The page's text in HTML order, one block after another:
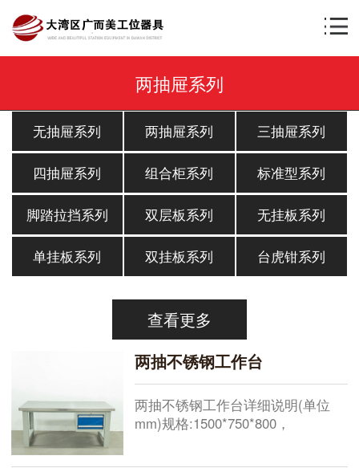
两抽屉系列
无抽屉系列 两抽屉系列 三抽屉系列
四抽屉系列 组合柜系列 标准型系列
脚踏拉挡系列 双层板系列 无挂板系列
单挂板系列 双挂板系列 台虎钳系列
查看更多
两抽不锈钢工作台
两抽不锈钢工作台详细说明(单位
mm)规格:1500*750*800，